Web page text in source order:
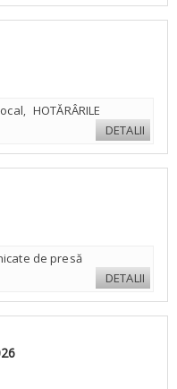
, HOTĂRÂRILE
DETALII
de presă
DETALII